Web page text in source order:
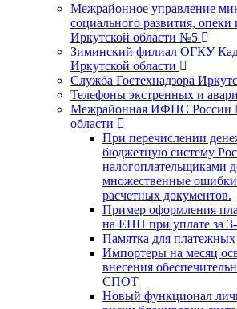
Межрайонное управление
социального развития, опеки
Иркутской области №5
Зиминский филиал ОГКУ
Иркутской области
Служба Гостехнадзора
Телефоны экстренных и
Межрайонная ИФНС России
области
При перечислении
бюджетную систему
налогоплательщиками
множественные
расчетных документов.
Пример оформления
на ЕНП при уплате за
Памятка для
Импортеры на месяц
внесения
СПОТ
Новый функционал